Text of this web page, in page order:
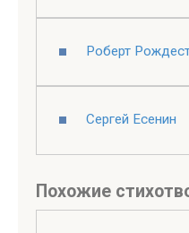
Роберт
Сергей Есенин
Похожие